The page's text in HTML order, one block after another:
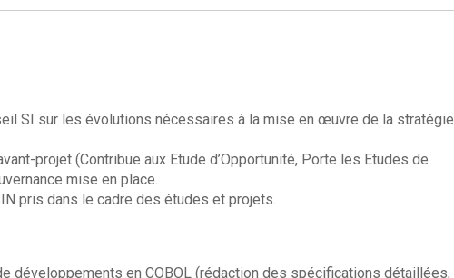
SI sur les évolutions nécessaires à la mise en œuvre de la stratégie
projet (Contribue aux Etude d’Opportunité, Porte les Etudes de
mise en place.
pris dans le cadre des études et projets.
développements en COBOL (rédaction des spécifications détaillées,